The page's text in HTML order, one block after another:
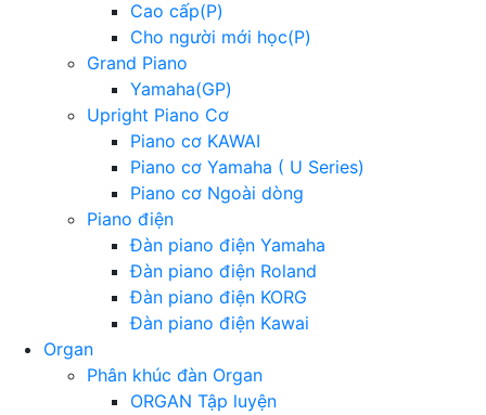
Cao cấp(P)
Cho người mới học(P)
Grand Piano
Yamaha(GP)
Upright Piano Cơ
Piano cơ KAWAI
Piano cơ Yamaha ( U Series)
Piano cơ Ngoài dòng
Piano điện
Đàn piano điện Yamaha
Đàn piano điện Roland
Đàn piano điện KORG
Đàn piano điện Kawai
Organ
Phân khúc đàn Organ
ORGAN Tập luyện